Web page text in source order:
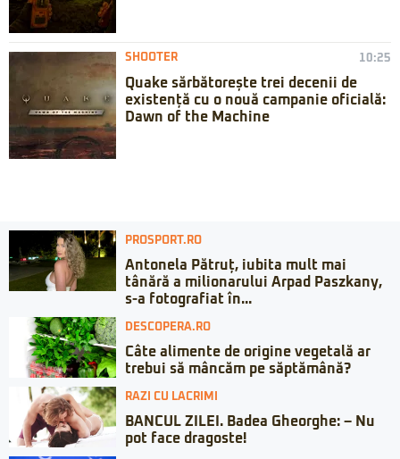
SHOOTER 10:25
Quake sărbătorește trei decenii de
existență cu o nouă campanie oficială:
Dawn of the Machine
PROSPORT.RO
Antonela Pătruț, iubita mult mai
tânără a milionarului Arpad Paszkany,
s-a fotografiat în...
DESCOPERA.RO
Câte alimente de origine vegetală ar
trebui să mâncăm pe săptămână?
RAZI CU LACRIMI
BANCUL ZILEI. Badea Gheorghe: – Nu
pot face dragoste!